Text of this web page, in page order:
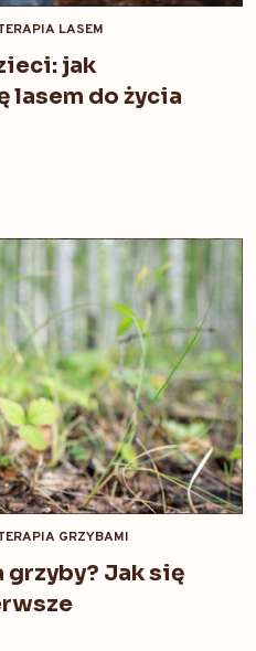
LASEM
jak
do życia
GRZYBAMI
grzyby? Jak się